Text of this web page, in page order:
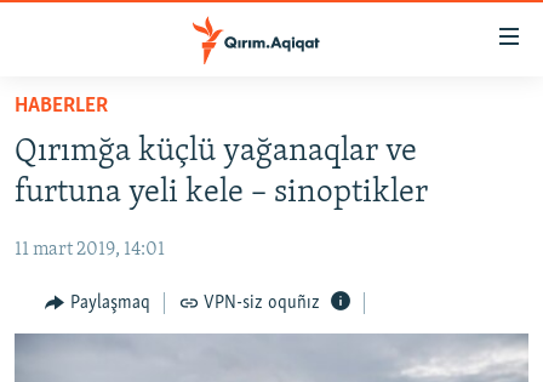
Esas
qaytmaq
Baş
qaytmaq
qaytmaq
SİYASET
İQTİSADİYAT
CEMİYET
MEDENİYET
HABERLER
Qırımğa küçlü yağanaqlar ve
furtuna yeli kele – sinoptikler
11 mart 2019, 14:01
Paylaşmaq VPN-siz oquñız